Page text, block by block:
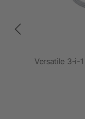
Versatile 3-i-